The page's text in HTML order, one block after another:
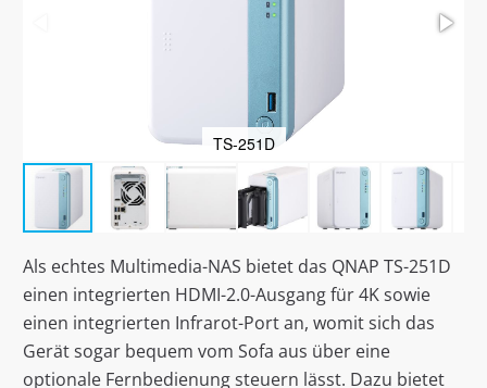
TS-251D
Als echtes Multimedia-NAS bietet das QNAP TS-251D
einen integrierten HDMI-2.0-Ausgang für 4K sowie
einen integrierten Infrarot-Port an, womit sich das
Gerät sogar bequem vom Sofa aus über eine
optionale Fernbedienung steuern lässt. Dazu bietet